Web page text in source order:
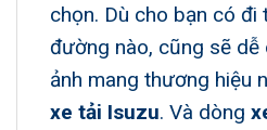
chọn. Dù cho bạn có đi
đường nào, cũng sẽ dễ
ảnh mang thương hiệu
xe tải Isuzu. Và dòng